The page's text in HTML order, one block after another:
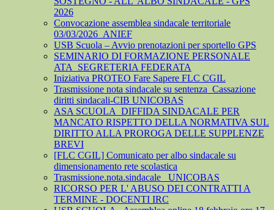
2026
Convocazione assemblea sindacale territoriale
03/03/2026_ANIEF
USB Scuola – Avvio prenotazioni per sportello GPS
SEMINARIO DI FORMAZIONE PERSONALE
ATA_SEGRETERIA FEDERATA
Iniziativa PROTEO Fare Sapere FLC CGIL
Trasmissione nota sindacale su sentenza_Cassazione
diritti sindacali-CIB UNICOBAS
ASA SCUOLA_DIFFIDA SINDACALE PER
MANCATO RISPETTO DELLA NORMATIVA SUL
DIRITTO ALLA PROROGA DELLE SUPPLENZE
BREVI
[FLC CGIL] Comunicato per albo sindacale su
dimensionamento rete scolastica
Trasmissione.nota.sindacale _UNICOBAS
RICORSO PER L' ABUSO DEI CONTRATTI A
TERMINE - DOCENTI IRC